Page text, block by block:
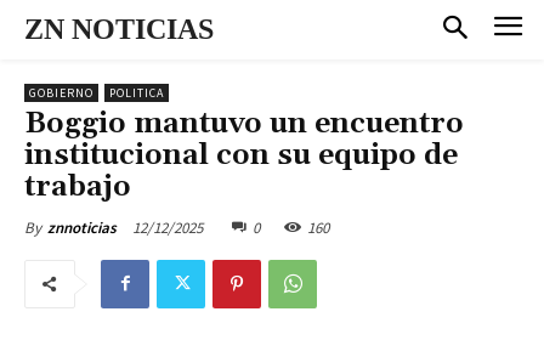
ZN NOTICIAS
GOBIERNO POLITICA
Boggio mantuvo un encuentro
institucional con su equipo de
trabajo
By znnoticias 12/12/2025 0 160